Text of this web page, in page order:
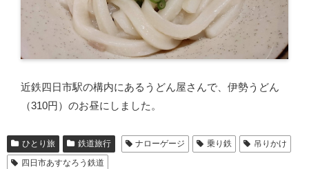
近鉄四日市駅の構内にあるうどん屋さんで、伊勢うどん
（310円）のお昼にしました。
ひとり旅 鉄道旅行 ナローゲージ 乗り鉄
吊りかけ
四日市あすなろう鉄道